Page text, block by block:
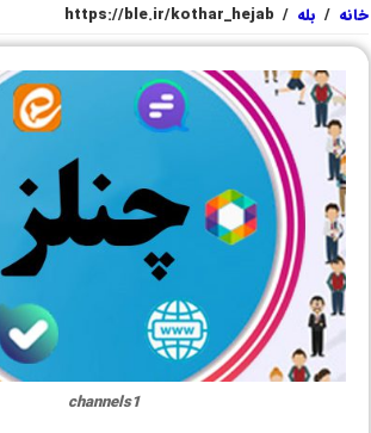
خانه / بله /
https://ble.ir/kothar_hejab
channels1